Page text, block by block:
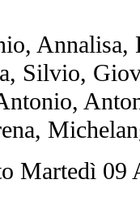
Annalisa,
Silvio,
Martedì 09